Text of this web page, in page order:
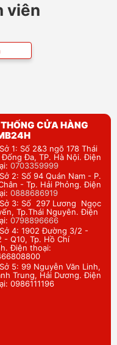
viên
THỐNG CỬA HÀNG
1: Số 2&3 ngõ 178 Thái
Đống Đa, TP. Hà Nội. Điện
0703359999
2: Số 94 Quán Nam - P.
- Tp. Hải Phỏng. Điện
0888686919
3: Số 297 Lương Ngọc
Tp.Thái Nguyên. Điện
0798896666
4: 1902 Đường 3/2 -
- Q10, Tp. Hồ Chí
Điện thoại:
5: 99 Nguyễn Văn Linh,
Trung, Hải Dương. Điện
0986111196